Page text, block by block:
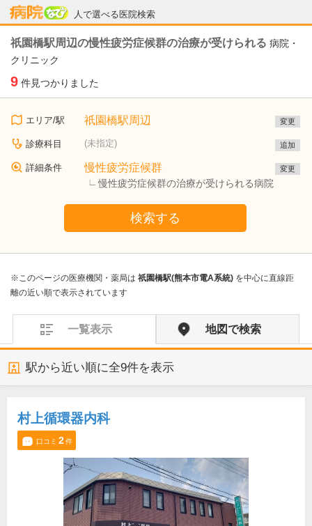
人で選べる医院検索
病院なび
祇園橋駅周辺の慢性疲労症候群の治療が受けられる 病院・
クリニック
9 件見つかりました
エリア/駅 祇園橋駅周辺 変更
診療科目 (未指定) 追加
詳細条件 慢性疲労症候群
慢性疲労症候群の治療が受けられる病院
変更
検索する
※このページの医療機関・薬局は 祇園橋駅(熊本市電A系統) を中心に直線距
離の近い順で表示されています
一覧表示 地図で検索
駅から近い順に全9件を表示
村上循環器内科
口コミ 2件